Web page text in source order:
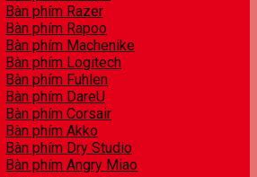
Bàn phím Razer
Bàn phím Rapoo
Bàn phím Machenike
Bàn phím Logitech
Bàn phím Fuhlen
Bàn phím DareU
Bàn phím Corsair
Bàn phím Akko
Bàn phím Dry Studio
Bàn phím Angry Miao